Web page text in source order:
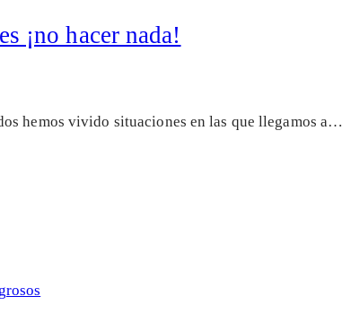
¡no hacer nada!
hemos vivido situaciones en las que llegamos a…